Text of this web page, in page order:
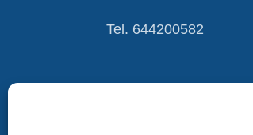
Tel. 644200582